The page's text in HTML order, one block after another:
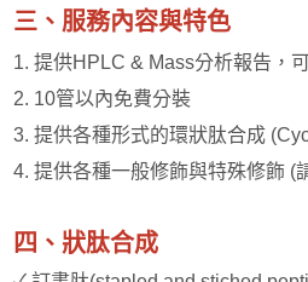
三、服務內容與特色
1. 提供HPLC & Mass分析報告，
2. 10管以內免費分裝
3. 提供各種形式的環狀肽合成
4. 提供各種一般修飾與特殊修飾 (
四、狀肽合成